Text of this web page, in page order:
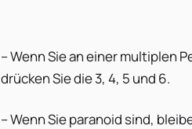
– Wenn Sie an einer multiplen
drücken Sie die 3, 4, 5 und 6.
– Wenn Sie paranoid sind,